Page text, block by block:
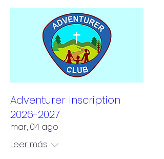
Adventurer Inscription
2026-2027
mar, 04 ago
Leer más